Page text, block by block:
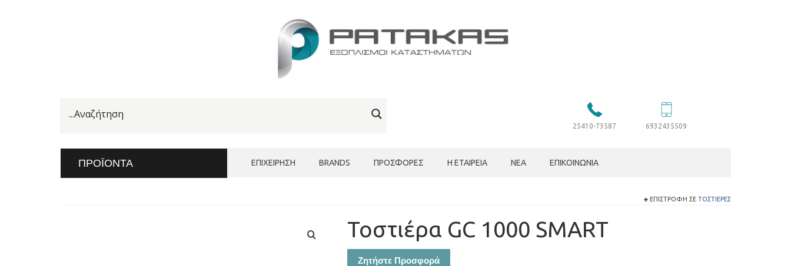
25410-73587 6932435509
ΠΡΟΪΌΝΤΑ ΕΠΙΧΕΊΡΗΣΗ BRANDS ΠΡΟΣΦΟΡΈΣ Η ΕΤΑΙΡΕΊΑ ΝΈΑ ΕΠΙΚΟΙΝΩΝΊΑ
ΕΠΙΣΤΡΟΦΉ ΣΕ ΤΟΣΤΙΈΡΕΣ
Τοστιέρα GC 1000 SMART
Ζητήστε Προσφορά